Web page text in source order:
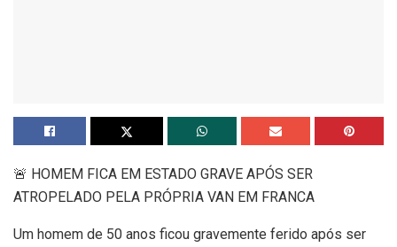
🚨 HOMEM FICA EM ESTADO GRAVE APÓS SER
ATROPELADO PELA PRÓPRIA VAN EM FRANCA
Um homem de 50 anos ficou gravemente ferido após ser